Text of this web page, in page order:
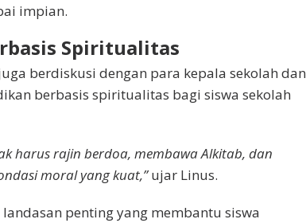
impian.
Spiritualitas
berdiskusi dengan para kepala sekolah dan
berbasis spiritualitas bagi siswa sekolah
harus rajin berdoa, membawa Alkitab, dan
moral yang kuat,”ujar Linus.
penting yang membantu siswa